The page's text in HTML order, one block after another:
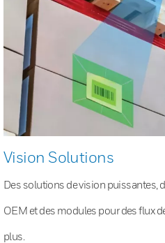
Vision Solutions
Des solutions de vision puissantes,
OEM et des modules pour des flux
plus.